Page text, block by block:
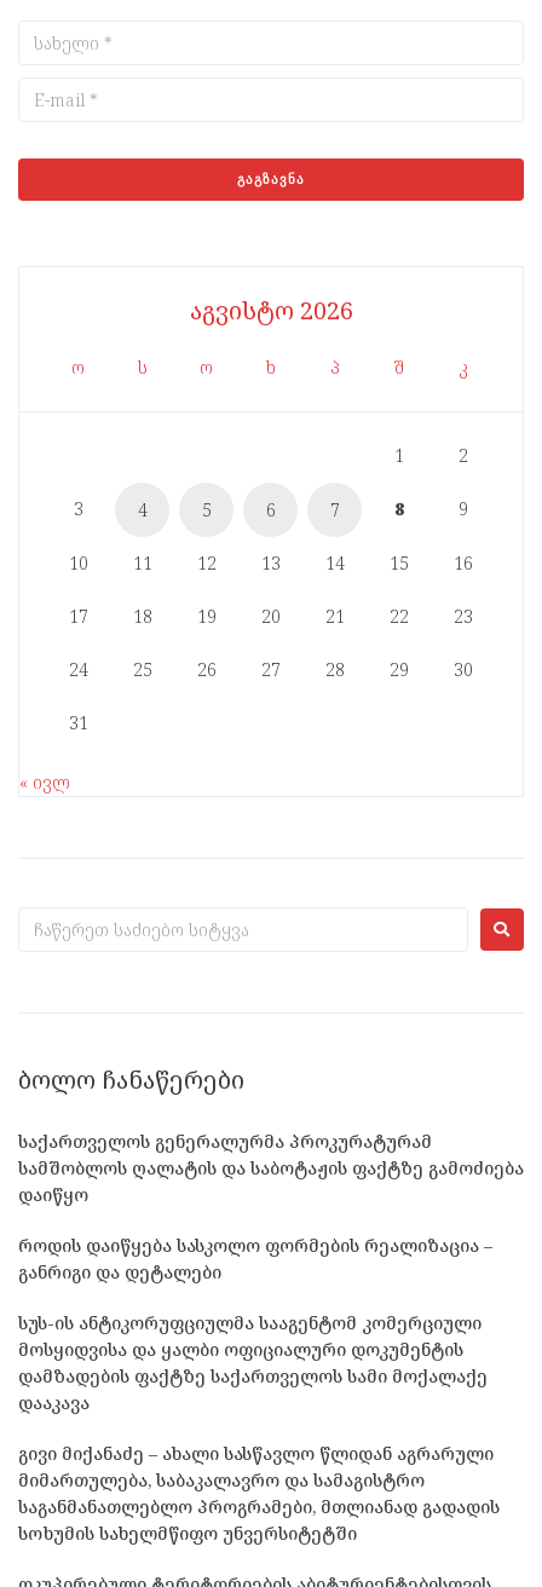
აგვისტო 2026
ო ს ო ხ პ შ კ
1 2
3 4 5 6 7 8 9
10 11 12 13 14 15 16
17 18 19 20 21 22 23
24 25 26 27 28 29 30
31
« ივლ
ᲑᲝᲚᲝ ᲩᲐᲜᲐᲬᲔᲠᲔᲑᲘ
საქართველოს გენერალურმა პროკურატურამ
სამშობლოს ღალატის და საბოტაჟის ფაქტზე გამოძიება
დაიწყო
როდის დაიწყება სასკოლო ფორმების რეალიზაცია –
განრიგი და დეტალები
სუს-ის ანტიკორუფციულმა სააგენტომ კომერციული
მოსყიდვისა და ყალბი ოფიციალური დოკუმენტის
დამზადების ფაქტზე საქართველოს სამი მოქალაქე
დააკავა
გივი მიქანაძე – ახალი სასწავლო წლიდან აგრარული
მიმართულება, საბაკალავრო და სამაგისტრო
საგანმანათლებლო პროგრამები, მთლიანად გადადის
სოხუმის სახელმწიფო უნვერსიტეტში